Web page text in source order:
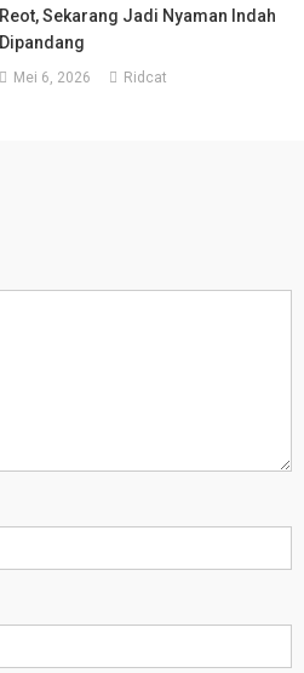
Reot, Sekarang Jadi Nyaman Indah
Dipandang
Mei 6, 2026 Ridcat